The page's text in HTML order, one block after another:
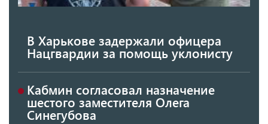
В Харькове задержали офицера
Нацгвардии за помощь уклонисту
Кабмин согласовал назначение
шестого заместителя Олега
Синегубова